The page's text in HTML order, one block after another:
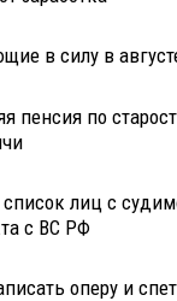
в силу в
пенсия по
лиц с
с ВС РФ
оперу и